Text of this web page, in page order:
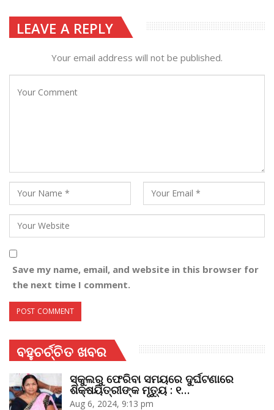
LEAVE A REPLY
Your email address will not be published.
Save my name, email, and website in this browser for
the next time I comment.
ବହୁଚର୍ଚ୍ଚିତ ଖବର
ସ୍କୁଲରୁ ଫେରିବା ସମୟରେ ଦୁର୍ଘଟଣାରେ
ଶିକ୍ଷୟିତ୍ରୀଙ୍କ ମୃତ୍ୟୁ : ୧…
Aug 6, 2024, 9:13 pm